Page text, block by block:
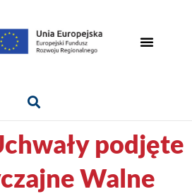
podjęte
Walne